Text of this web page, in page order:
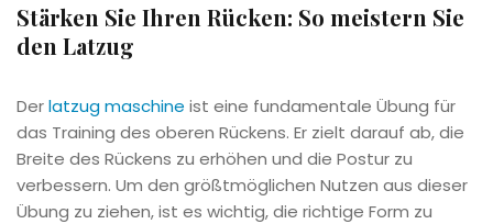
Stärken Sie Ihren Rücken: So meistern Sie
den Latzug
Derlatzug maschine ist eine fundamentale Übung für
das Training des oberen Rückens. Er zielt darauf ab, die
Breite des Rückens zu erhöhen und die Postur zu
verbessern. Um den größtmöglichen Nutzen aus dieser
Übung zu ziehen, ist es wichtig, die richtige Form zu